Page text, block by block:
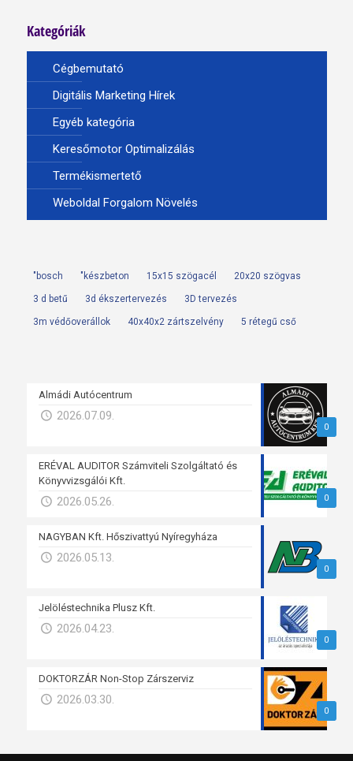
Kategóriák
Cégbemutató
Digitális Marketing Hírek
Egyéb kategória
Keresőmotor Optimalizálás
Termékismertető
Weboldal Forgalom Növelés
"bosch "készbeton 15x15 szögacél 20x20 szögvas
3 d betű 3d ékszertervezés 3D tervezés
3m védőoverállok 40x40x2 zártszelvény 5 rétegű cső
0
Almádi Autócentrum
2026.07.09.
0
ERÉVAL AUDITOR Számviteli Szolgáltató és
Könyvvizsgálói Kft.
2026.05.26.
0
NAGYBAN Kft. Hőszivattyú Nyíregyháza
2026.05.13.
0
Jelöléstechnika Plusz Kft.
2026.04.23.
0
DOKTORZÁR Non-Stop Zárszerviz
2026.03.30.